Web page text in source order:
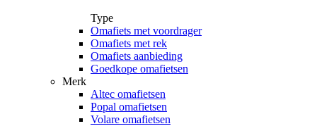
Type
Omafiets met voordrager
Omafiets met rek
Omafiets aanbieding
Goedkope omafietsen
Merk
Altec omafietsen
Popal omafietsen
Volare omafietsen